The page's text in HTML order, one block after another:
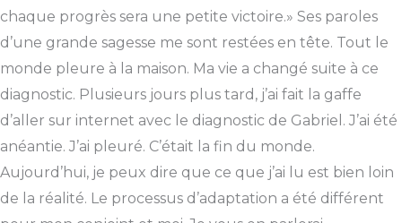
chaque progrès sera une petite victoire.» Ses paroles
d’une grande sagesse me sont restées en tête. Tout le
monde pleure à la maison. Ma vie a changé suite à ce
diagnostic. Plusieurs jours plus tard, j’ai fait la gaffe
d’aller sur internet avec le diagnostic de Gabriel. J’ai été
anéantie. J’ai pleuré. C’était la fin du monde.
Aujourd’hui, je peux dire que ce que j’ai lu est bien loin
de la réalité. Le processus d’adaptation a été différent